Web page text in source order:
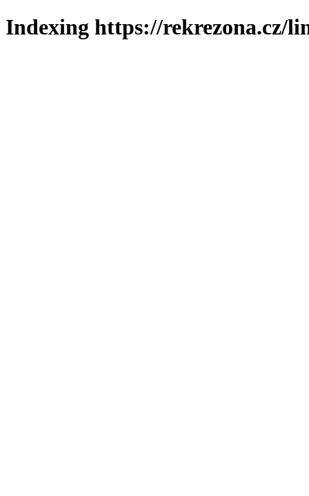
Indexing https://rekrezona.cz/